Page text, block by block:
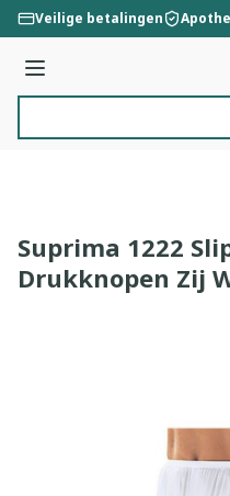
Ga naar de inhoud
Veilige betalingen
Menu
Suprima 1222
Drukknopen Zij